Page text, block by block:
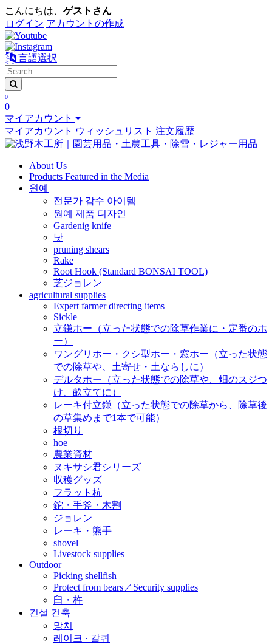
こんにちは、 ゲストさん
ログイン アカウントの作成
言語選択
0
0
マイアカウント
マイアカウント ウィッシュリスト 注文履歴
About Us
Products Featured in the Media
원예
전문가 감수 아이템
원예 제품 디자인
Gardenig knife
낫
pruning shears
Rake
Root Hook (Standard BONSAI TOOL)
芝ジョレン
agricultural supplies
Expert farmer directing items
Sickle
立鎌ホー（立った状態での除草作業に・定番のホ
ー）
ワングリホー・クシ型ホー・窓ホー（立った状態
での除草や、土寄せ・土ならしに）
デルタホー（立った状態での除草や、畑のスジつ
け、畝立てに）
レーキ付立鎌（立った状態での除草から、除草後
の草集めまで1本で可能）
根切り
hoe
農業資材
ヌキサシ君シリーズ
収穫グッズ
フラット杭
鉈・手斧・木割
ジョレン
レーキ・熊手
shovel
Livestock supplies
Outdoor
Picking shellfish
Protect from bears／Security supplies
臼・杵
건설 건축
망치
레이크 · 갈퀴